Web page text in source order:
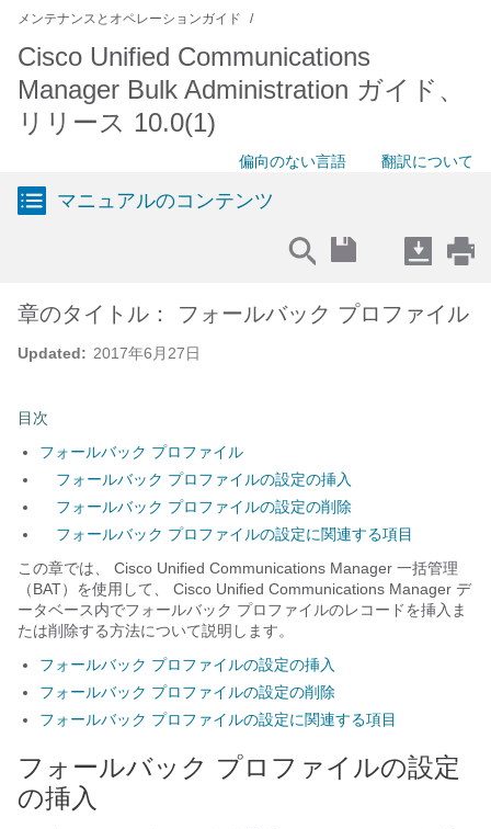
メンテナンスとオペレーションガイド
Cisco Unified Communications
Manager Bulk Administration ガイド、
リリース 10.0(1)
偏向のない言語 翻訳について
マニュアルのコンテンツ
Updated: 2017年6月27日
章のタイトル： フォールバック プロファイル
目次
フォールバック プロファイル
フォールバック プロファイルの設定の挿入
フォールバック プロファイルの設定の削除
フォールバック プロファイルの設定に関連する項目
この章では、
Cisco Unified Communications Manager 一括管理
（BAT）を使用して、
Cisco Unified Communications Manager デ
ータベース内でフォールバック プロファイルのレコードを挿入ま
たは削除する方法について説明します。
フォールバック プロファイルの設定の挿入
フォールバック プロファイルの設定の削除
フォールバック プロファイルの設定に関連する項目
フォールバック プロファイルの設定
の挿入